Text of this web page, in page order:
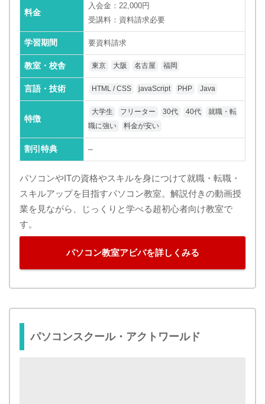
料金
入会金：22,000円
受講料：資料請求必要
学習期間 要資料請求
教室・校舎 東京 大阪 名古屋 福岡
言語・技術 HTML / CSS javaScript PHP Java
特徴
大学生 フリーター 30代 40代
就職・転
職に強い
料金が安い
割引特典 –
パソコンやITの資格やスキルを身につけて就職・転職・
スキルアップを目指すパソコン教室。解説付きの動画授
業を見ながら、じっくりと学べる超初心者向け教室で
す。
パソコン教室アビバを詳しくみる
パソコンスクール・アクトワールド